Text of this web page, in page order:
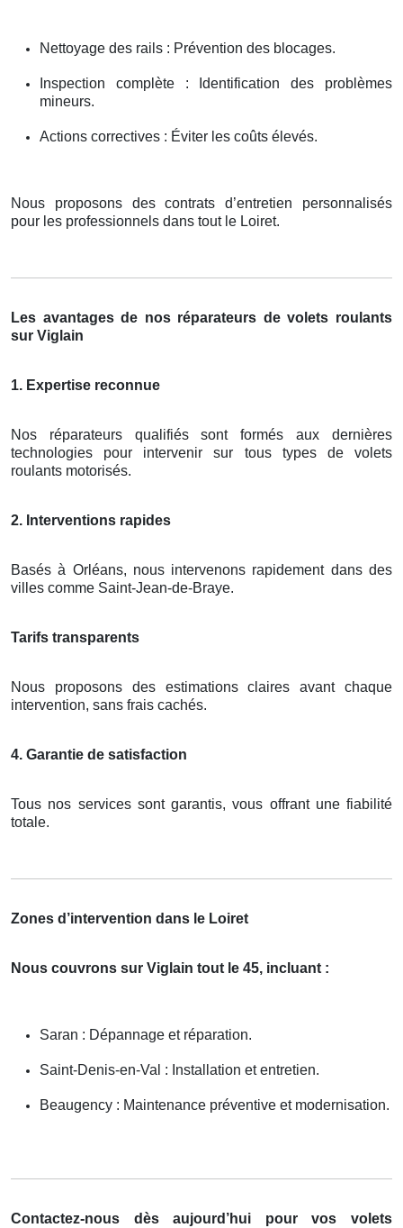
Nettoyage des rails : Prévention des blocages.
Inspection complète : Identification des problèmes
mineurs.
Actions correctives : Éviter les coûts élevés.
Nous proposons des contrats d’entretien personnalisés
pour les professionnels dans tout le Loiret.
Les avantages de nos réparateurs de volets roulants
sur Viglain
1. Expertise reconnue
Nos réparateurs qualifiés sont formés aux dernières
technologies pour intervenir sur tous types de volets
roulants motorisés.
2. Interventions rapides
Basés à Orléans, nous intervenons rapidement dans des
villes comme Saint-Jean-de-Braye.
Tarifs transparents
Nous proposons des estimations claires avant chaque
intervention, sans frais cachés.
4. Garantie de satisfaction
Tous nos services sont garantis, vous offrant une fiabilité
totale.
Zones d’intervention dans le Loiret
Nous couvrons sur Viglain tout le 45, incluant :
Saran : Dépannage et réparation.
Saint-Denis-en-Val : Installation et entretien.
Beaugency : Maintenance préventive et modernisation.
Contactez-nous dès aujourd’hui pour vos volets